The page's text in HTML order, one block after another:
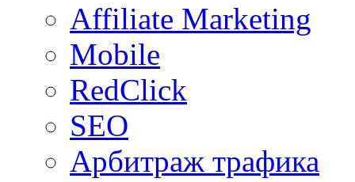
Affiliate Marketing
Mobile
RedClick
SEO
Арбитраж трафика